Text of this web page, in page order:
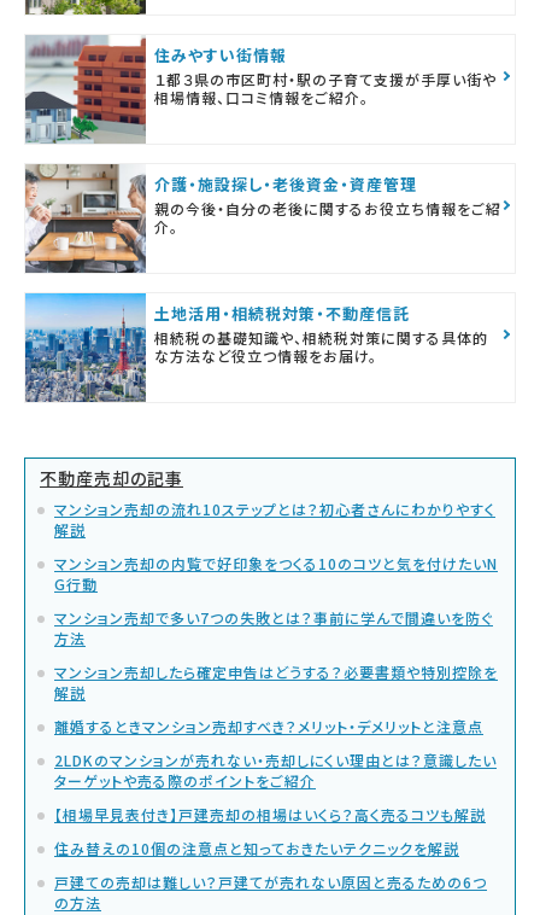
住みやすい街情報
１都３県の市区町村・駅の子育て支援が手厚い街や
相場情報、口コミ情報をご紹介。
介護・施設探し・老後資金・資産管理
親の今後・自分の老後に関するお役立ち情報をご紹
介。
土地活用・相続税対策・不動産信託
相続税の基礎知識や、相続税対策に関する具体的
な方法など役立つ情報をお届け。
不動産売却の記事
マンション売却の流れ10ステップとは？初心者さんにわかりやすく
解説
マンション売却の内覧で好印象をつくる10のコツと気を付けたいN
G行動
マンション売却で多い7つの失敗とは？事前に学んで間違いを防ぐ
方法
マンション売却したら確定申告はどうする？必要書類や特別控除を
解説
離婚するときマンション売却すべき？メリット・デメリットと注意点
2LDKのマンションが売れない・売却しにくい理由とは？意識したい
ターゲットや売る際のポイントをご紹介
【相場早見表付き】戸建売却の相場はいくら？高く売るコツも解説
住み替えの10個の注意点と知っておきたいテクニックを解説
戸建ての売却は難しい？戸建てが売れない原因と売るための6つ
の方法